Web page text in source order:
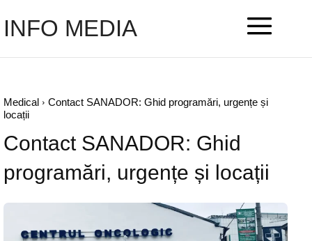
INFO MEDIA
Medical
Contact SANADOR: Ghid programări, urgențe și
locații
Contact SANADOR: Ghid
programări, urgențe și locații